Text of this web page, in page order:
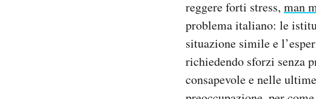
reggere forti stress, man
problema italiano: le
situazione simile e
richiedendo sforzi senza
consapevole e nelle